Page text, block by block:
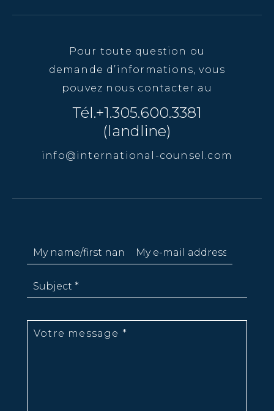
Pour toute question ou
demande d’informations, vous
pouvez nous contacter au
Tél.+1.305.600.3381
(landline)
info@international-counsel.com